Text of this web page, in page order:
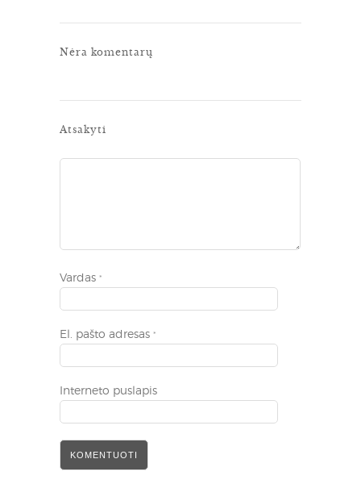
Nėra komentarų
Atsakyti
Vardas *
El. pašto adresas *
Interneto puslapis